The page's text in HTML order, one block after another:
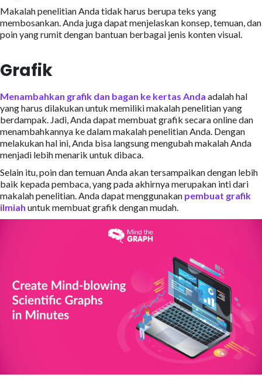
Makalah penelitian Anda tidak harus berupa teks yang
membosankan. Anda juga dapat menjelaskan konsep, temuan, dan
poin yang rumit dengan bantuan berbagai jenis konten visual.
Grafik
Menambahkan grafik dan bagan ke kertas Anda adalah hal
yang harus dilakukan untuk memiliki makalah penelitian yang
berdampak. Jadi, Anda dapat membuat grafik secara online dan
menambahkannya ke dalam makalah penelitian Anda. Dengan
melakukan hal ini, Anda bisa langsung mengubah makalah Anda
menjadi lebih menarik untuk dibaca.
Selain itu, poin dan temuan Anda akan tersampaikan dengan lebih
baik kepada pembaca, yang pada akhirnya merupakan inti dari
makalah penelitian. Anda dapat menggunakan pembuat grafik
ilmiah untuk membuat grafik dengan mudah.